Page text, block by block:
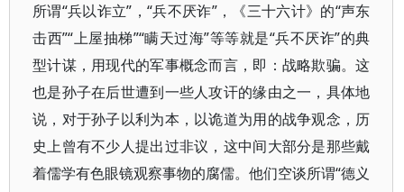
所谓“兵以诈立”，“兵不厌诈”，《三十六计》的“声东
击西”“上屋抽梯”“瞒天过海”等等就是“兵不厌诈”的典
型计谋，用现代的军事概念而言，即：战略欺骗。这
也是孙子在后世遭到一些人攻讦的缘由之一，具体地
说，对于孙子以利为本，以诡道为用的战争观念，历
史上曾有不少人提出过非议，这中间大部分是那些戴
着儒学有色眼镜观察事物的腐儒。他们空谈所谓“德义